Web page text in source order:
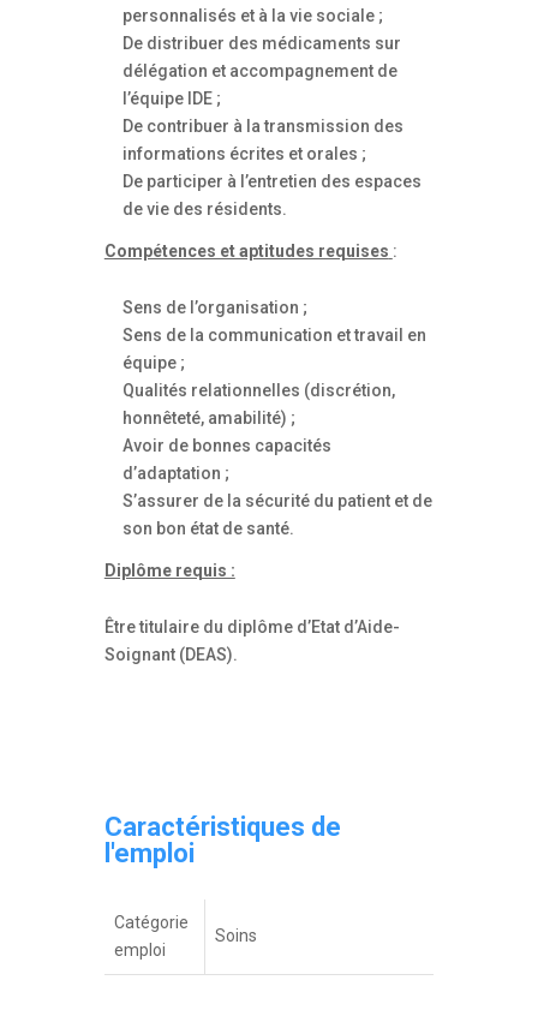
personnalisés et à la vie sociale ;
De distribuer des médicaments sur
délégation et accompagnement de
l’équipe IDE ;
De contribuer à la transmission des
informations écrites et orales ;
De participer à l’entretien des espaces
de vie des résidents.
Compétences et aptitudes requises :
Sens de l’organisation ;
Sens de la communication et travail en
équipe ;
Qualités relationnelles (discrétion,
honnêteté, amabilité) ;
Avoir de bonnes capacités
d’adaptation ;
S’assurer de la sécurité du patient et de
son bon état de santé.
Diplôme requis :
Être titulaire du diplôme d’Etat d’Aide-
Soignant (DEAS).
Caractéristiques de
l'emploi
Catégorie
emploi
Soins